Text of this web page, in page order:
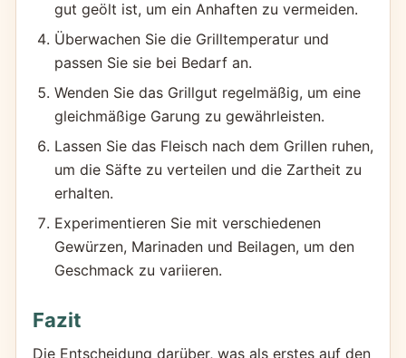
gut geölt ist, um ein Anhaften zu vermeiden.
Überwachen Sie die Grilltemperatur und
passen Sie sie bei Bedarf an.
Wenden Sie das Grillgut regelmäßig, um eine
gleichmäßige Garung zu gewährleisten.
Lassen Sie das Fleisch nach dem Grillen ruhen,
um die Säfte zu verteilen und die Zartheit zu
erhalten.
Experimentieren Sie mit verschiedenen
Gewürzen, Marinaden und Beilagen, um den
Geschmack zu variieren.
Fazit
Die Entscheidung darüber, was als erstes auf den